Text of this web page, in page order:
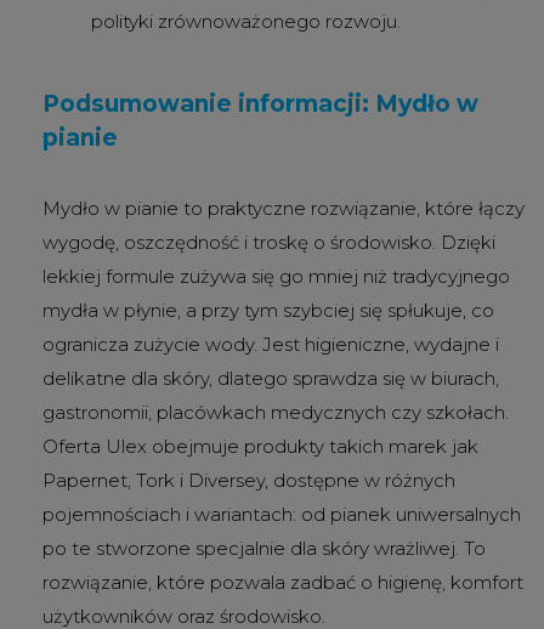
polityki zrównoważonego rozwoju.
Podsumowanie informacji: Mydło w
pianie
Mydło w pianie to praktyczne rozwiązanie, które łączy
wygodę, oszczędność i troskę o środowisko. Dzięki
lekkiej formule zużywa się go mniej niż tradycyjnego
mydła w płynie, a przy tym szybciej się spłukuje, co
ogranicza zużycie wody. Jest higieniczne, wydajne i
delikatne dla skóry, dlatego sprawdza się w biurach,
gastronomii, placówkach medycznych czy szkołach.
Oferta Ulex obejmuje produkty takich marek jak
Papernet, Tork i Diversey, dostępne w różnych
pojemnościach i wariantach: od pianek uniwersalnych
po te stworzone specjalnie dla skóry wrażliwej. To
rozwiązanie, które pozwala zadbać o higienę, komfort
użytkowników oraz środowisko.